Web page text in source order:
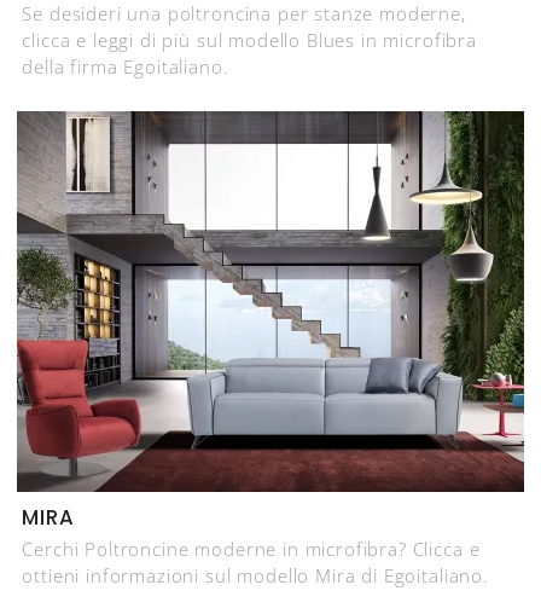
Se desideri una poltroncina per stanze moderne,
clicca e leggi di più sul modello Blues in microfibra
della firma Egoitaliano.
MIRA
Cerchi Poltroncine moderne in microfibra? Clicca e
ottieni informazioni sul modello Mira di Egoitaliano.